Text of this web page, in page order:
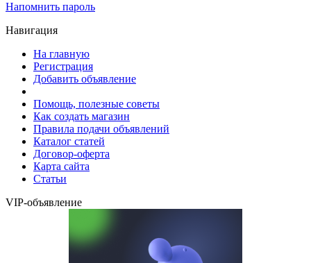
Напомнить пароль
Навигация
На главную
Регистрация
Добавить объявление
Помощь, полезные советы
Как создать магазин
Правила подачи объявлений
Каталог статей
Договор-оферта
Карта сайта
Статьи
VIP-объявление